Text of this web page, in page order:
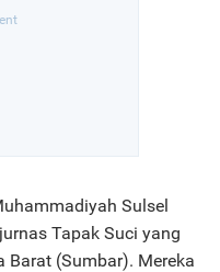
Sulsel
Tapak Suci yang
Barat (Sumbar). Mereka